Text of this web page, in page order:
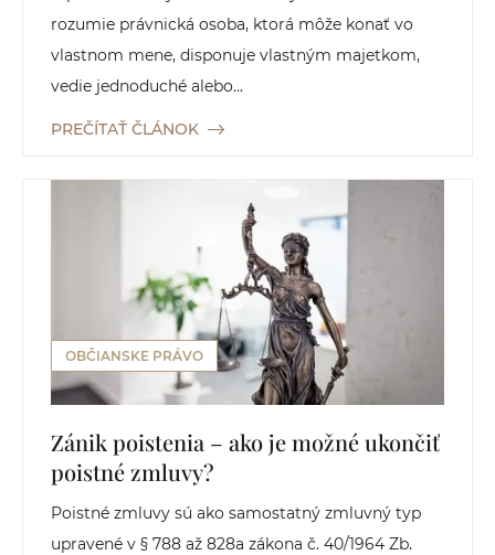
rozumie právnická osoba, ktorá môže konať vo
vlastnom mene, disponuje vlastným majetkom,
vedie jednoduché alebo...
PREČÍTAŤ ČLÁNOK
OBČIANSKE PRÁVO
Zánik poistenia – ako je možné ukončiť
poistné zmluvy?
Poistné zmluvy sú ako samostatný zmluvný typ
upravené v § 788 až 828a zákona č. 40/1964 Zb.